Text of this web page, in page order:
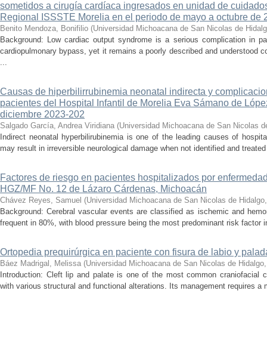
sometidos a cirugía cardíaca ingresados en unidad de
Regional ISSSTE Morelia en el periodo de mayo a octubre de
Benito Mendoza, Bonifilio (Universidad Michoacana de San Nicolas de
Background: Low cardiac output syndrome is a serious complication in
cardiopulmonary bypass, yet it remains a poorly described and understood
...
Causas de hiperbilirrubinemia neonatal indirecta y
pacientes del Hospital Infantil de Morelia Eva Sámano de
diciembre 2023-202
Salgado García, Andrea Viridiana (Universidad Michoacana de San Nicolas
Indirect neonatal hyperbilirubinemia is one of the leading causes of
may result in irreversible neurological damage when not identified and
Factores de riesgo en pacientes hospitalizados por
HGZ/MF No. 12 de Lázaro Cárdenas, Michoacán
Chávez Reyes, Samuel (Universidad Michoacana de San Nicolas de Hidalgo
Background: Cerebral vascular events are classified as ischemic and
frequent in 80%, with blood pressure being the most predominant risk factor
Ortopedia prequirúrgica en paciente con fisura de labio y
Báez Madrigal, Melissa (Universidad Michoacana de San Nicolas de Hidalgo
Introduction: Cleft lip and palate is one of the most common craniofacial
with various structural and functional alterations. Its management requires a